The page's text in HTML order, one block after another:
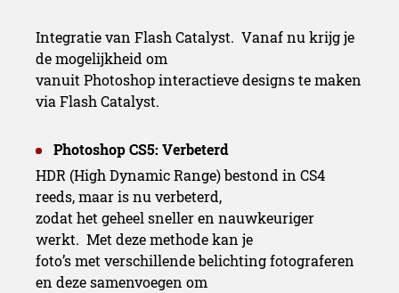
Integratie van Flash Catalyst. Vanaf nu krijg je
de mogelijkheid om
vanuit Photoshop interactieve designs te maken
via Flash Catalyst.
Photoshop CS5: Verbeterd
HDR (High Dynamic Range) bestond in CS4
reeds, maar is nu verbeterd,
zodat het geheel sneller en nauwkeuriger
werkt. Met deze methode kan je
foto’s met verschillende belichting fotograferen
en deze samenvoegen om